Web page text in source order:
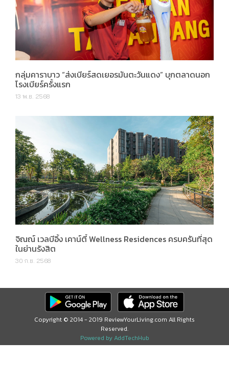
กลุ่มคาราบาว “ส่งเบียร์สดเยอรมันตะวันแดง” บุกตลาดนอก
โรงเบียร์ครั้งแรก
13 พ.ย. 2568
จิณณ์ เวลบีอิ้ง เคาน์ตี้ Wellness Residences ครบครันที่สุด
ในย่านรังสิต
30 ก.ย. 2568
Copyright © 2014 - 2019 ReviewYourLiving.com All Rights
Reserved.
Powered by AddTechHub